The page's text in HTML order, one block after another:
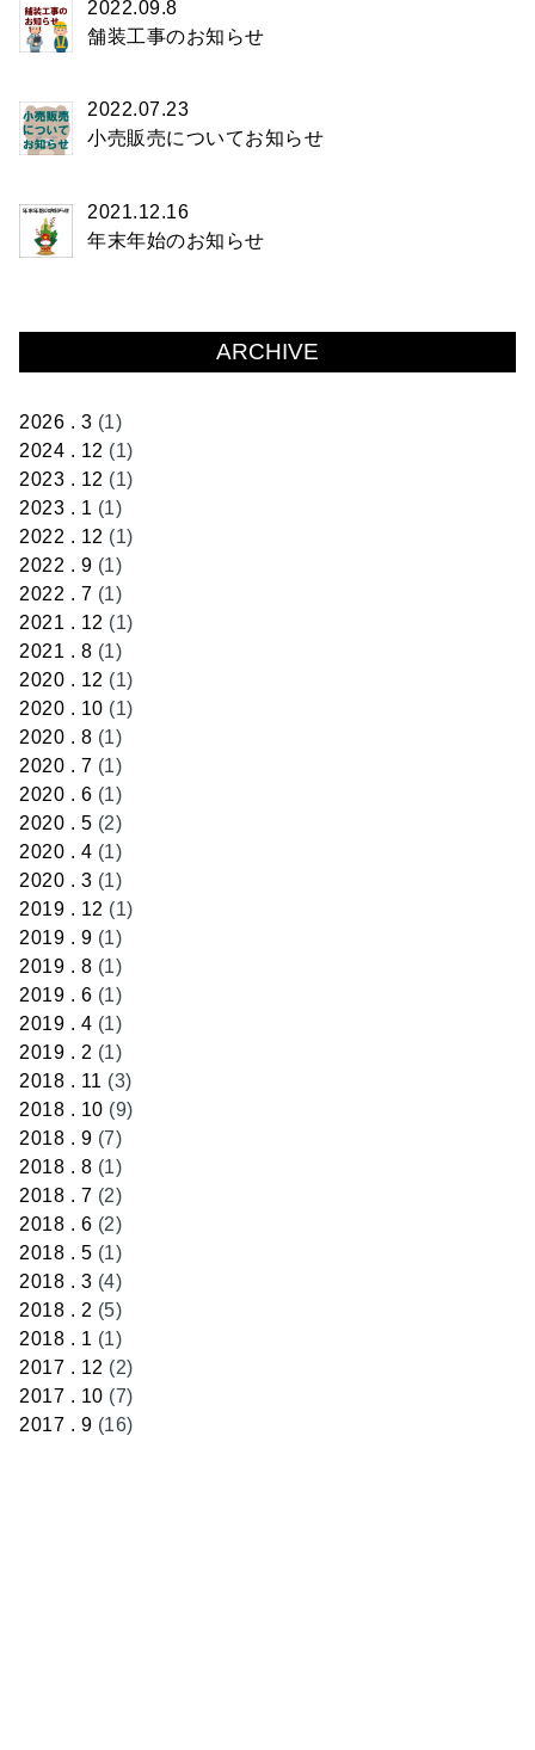
2022.09.8
舗装工事のお知らせ
2022.07.23
小売販売についてお知らせ
2021.12.16
年末年始のお知らせ
ARCHIVE
2026 . 3 (1)
2024 . 12 (1)
2023 . 12 (1)
2023 . 1 (1)
2022 . 12 (1)
2022 . 9 (1)
2022 . 7 (1)
2021 . 12 (1)
2021 . 8 (1)
2020 . 12 (1)
2020 . 10 (1)
2020 . 8 (1)
2020 . 7 (1)
2020 . 6 (1)
2020 . 5 (2)
2020 . 4 (1)
2020 . 3 (1)
2019 . 12 (1)
2019 . 9 (1)
2019 . 8 (1)
2019 . 6 (1)
2019 . 4 (1)
2019 . 2 (1)
2018 . 11 (3)
2018 . 10 (9)
2018 . 9 (7)
2018 . 8 (1)
2018 . 7 (2)
2018 . 6 (2)
2018 . 5 (1)
2018 . 3 (4)
2018 . 2 (5)
2018 . 1 (1)
2017 . 12 (2)
2017 . 10 (7)
2017 . 9 (16)